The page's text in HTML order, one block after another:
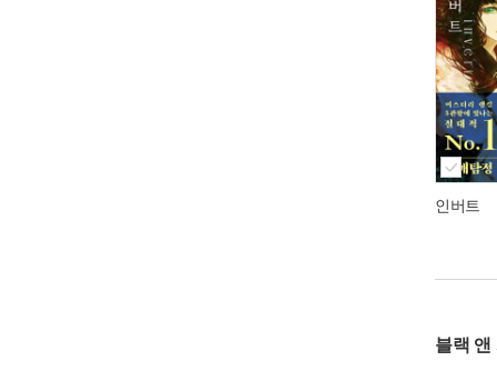
인버트
블랙 앤